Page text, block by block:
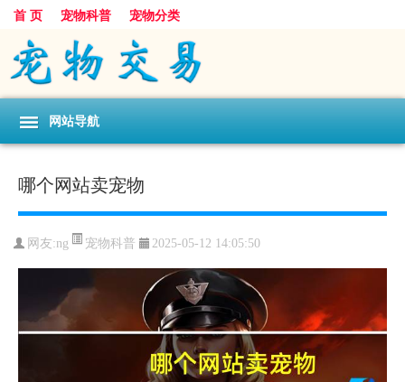
首 页 宠物科普 宠物分类
网站导航
哪个网站卖宠物
网友:ng 宠物科普 2025-05-12 14:05:50